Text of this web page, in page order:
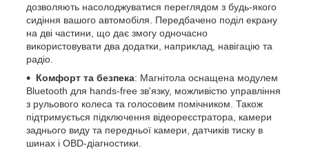
дозволяють насолоджуватися переглядом з будь-якого
сидіння вашого автомобіля. Передбачено поділ екрану
на дві частини, що дає змогу одночасно
використовувати два додатки, наприклад, навігацію та
радіо.
Комфорт та безпека: Магнітола оснащена модулем
Bluetooth для hands-free зв'язку, можливістю управління
з рульового колеса та голосовим помічником. Також
підтримується підключення відеореєстратора, камери
заднього виду та передньої камери, датчиків тиску в
шинах і OBD-діагностики.